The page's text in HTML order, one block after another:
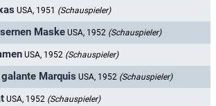
USA, 1951 (Schauspieler)
Maske USA, 1952 (Schauspieler)
USA, 1952 (Schauspieler)
Marquis USA, 1952 (Schauspieler)
USA, 1952 (Schauspieler)